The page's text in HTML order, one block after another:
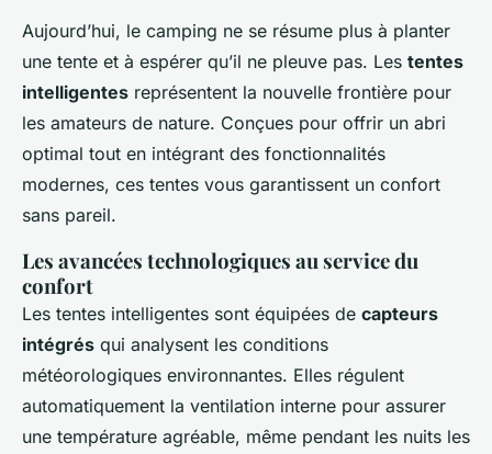
Aujourd’hui, le camping ne se résume plus à planter
une tente et à espérer qu’il ne pleuve pas. Les tentes
intelligentes représentent la nouvelle frontière pour
les amateurs de nature. Conçues pour offrir un abri
optimal tout en intégrant des fonctionnalités
modernes, ces tentes vous garantissent un confort
sans pareil.
Les avancées technologiques au service du
confort
Les tentes intelligentes sont équipées de capteurs
intégrés qui analysent les conditions
météorologiques environnantes. Elles régulent
automatiquement la ventilation interne pour assurer
une température agréable, même pendant les nuits les